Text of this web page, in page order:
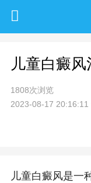
儿童白癜
1808次浏览
2023-08-17 20:16:11
儿童白癜风是一